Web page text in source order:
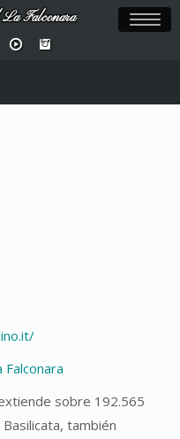
Falconara
sobre 192.565
también